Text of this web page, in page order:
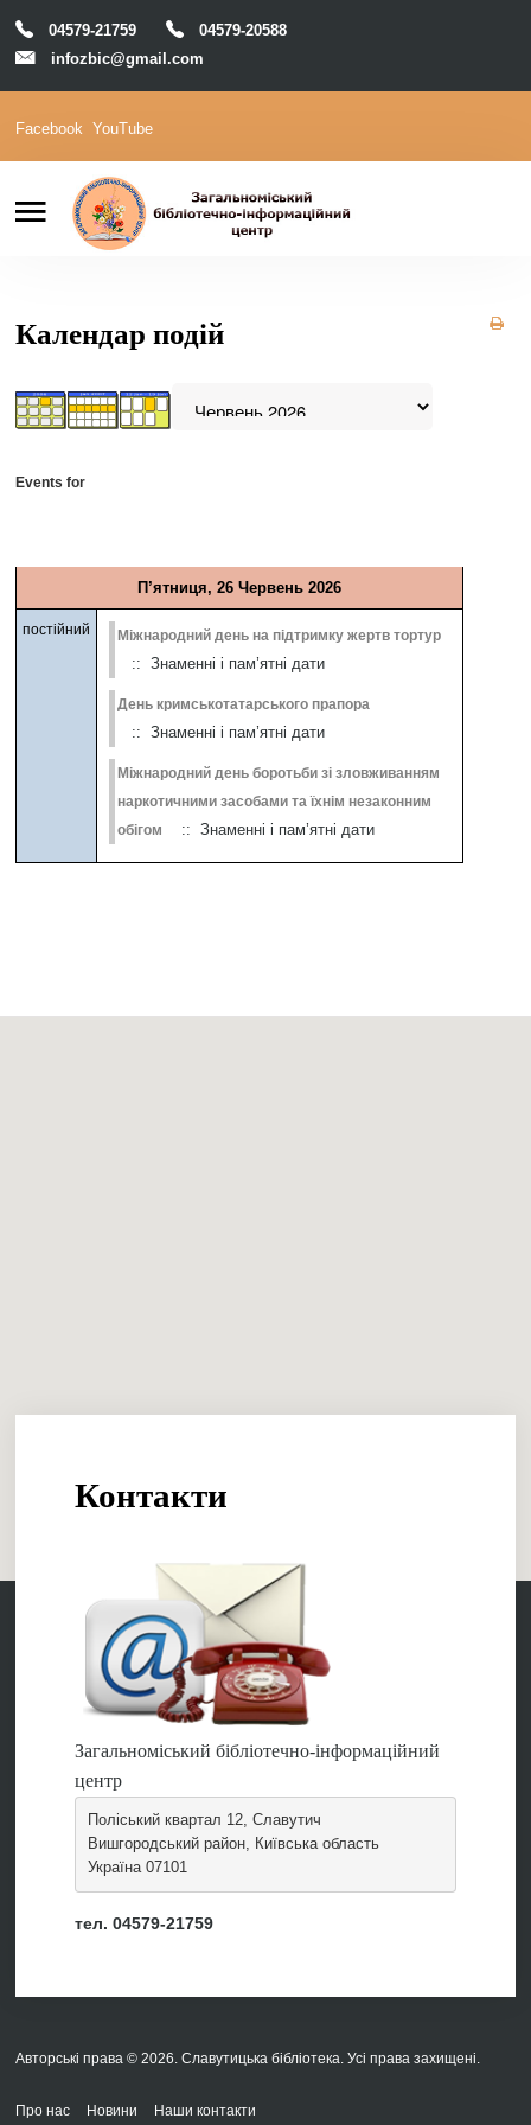
Головна
Відділи
М-Архів
Е-Каталог
04579-21759
04579-20588
infozbic@gmail.com
Пошук
Facebook YouTube
Календар подій
Events for
П’ятниця, 26 Червень 2026
постійний Міжнародний день на підтримку жертв тортур
:: Знаменні і пам’ятні дати
День кримськотатарського прапора
:: Знаменні і пам’ятні дати
Міжнародний день боротьби зі зловживанням
наркотичними засобами та їхнім незаконним
обігом
:: Знаменні і пам’ятні дати
Контакти
Загальноміський бібліотечно-інформаційний
центр
Поліський квартал 12, Славутич
Вишгородський район, Київська область
Україна 07101
тел. 04579-21759
Авторські права © 2026. Славутицька бібліотека. Усі права захищені.
Про нас Новини Наши контакти